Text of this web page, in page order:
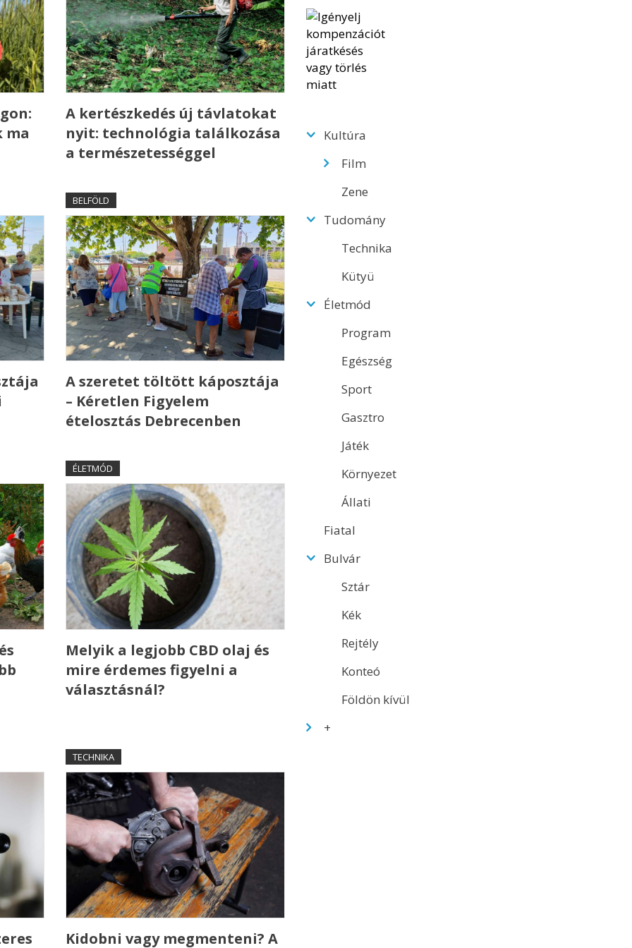
ma
A kertészkedés új távlatokat
nyit: technológia találkozása
a természetességgel
BELFÖLD
A szeretet töltött káposztája
– Kéretlen Figyelem
ételosztás Debrecenben
ÉLETMÓD
Melyik a legjobb CBD olaj és
mire érdemes figyelni a
választásnál?
TECHNIKA
Kidobni vagy megmenteni? A
Kultúra
Film
Zene
Tudomány
Technika
Kütyü
Életmód
Program
Egészség
Sport
Gasztro
Játék
Környezet
Állati
Fiatal
Bulvár
Sztár
Kék
Rejtély
Konteó
Földön kívül
+